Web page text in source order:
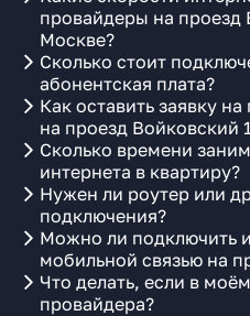
провайдеры на проезд
Москве?
Сколько стоит
абонентская плата?
Как оставить заявку
на проезд Войковский
Сколько времени
интернета в квартиру?
Нужен ли роутер или
подключения?
Можно ли подключить
мобильной связью на
Что делать, если в
провайдера?